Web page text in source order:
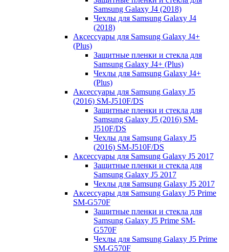
Samsung Galaxy J4 (2018)
Чехлы для Samsung Galaxy J4
(2018)
Аксессуары для Samsung Galaxy J4+
(Plus)
Защитные пленки и стекла для
Samsung Galaxy J4+ (Plus)
Чехлы для Samsung Galaxy J4+
(Plus)
Аксессуары для Samsung Galaxy J5
(2016) SM-J510F/DS
Защитные пленки и стекла для
Samsung Galaxy J5 (2016) SM-
J510F/DS
Чехлы для Samsung Galaxy J5
(2016) SM-J510F/DS
Аксессуары для Samsung Galaxy J5 2017
Защитные пленки и стекла для
Samsung Galaxy J5 2017
Чехлы для Samsung Galaxy J5 2017
Аксессуары для Samsung Galaxy J5 Prime
SM-G570F
Защитные пленки и стекла для
Samsung Galaxy J5 Prime SM-
G570F
Чехлы для Samsung Galaxy J5 Prime
SM-G570F